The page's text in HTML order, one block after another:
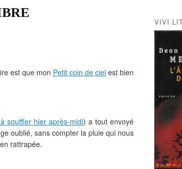
est que mon Petit coin de cielest bien
souffler hier après-midi) a tout envoyé
oublié, sans compter la pluie qui nous
rattrapée.
VIVI